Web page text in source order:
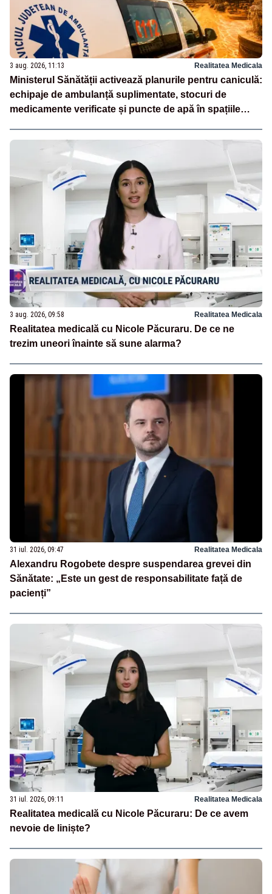
3 aug. 2026, 11:13 Realitatea Medicala
Ministerul Sănătății activează planurile pentru caniculă:
echipaje de ambulanță suplimentate, stocuri de
medicamente verificate și puncte de apă în spațiile
3 aug. 2026, 09:58 Realitatea Medicala
Realitatea medicală cu Nicole Păcuraru. De ce ne
trezim uneori înainte să sune alarma?
31 iul. 2026, 09:47 Realitatea Medicala
Alexandru Rogobete despre suspendarea grevei din
Sănătate: „Este un gest de responsabilitate față de
pacienți”
31 iul. 2026, 09:11 Realitatea Medicala
Realitatea medicală cu Nicole Păcuraru: De ce avem
nevoie de liniște?